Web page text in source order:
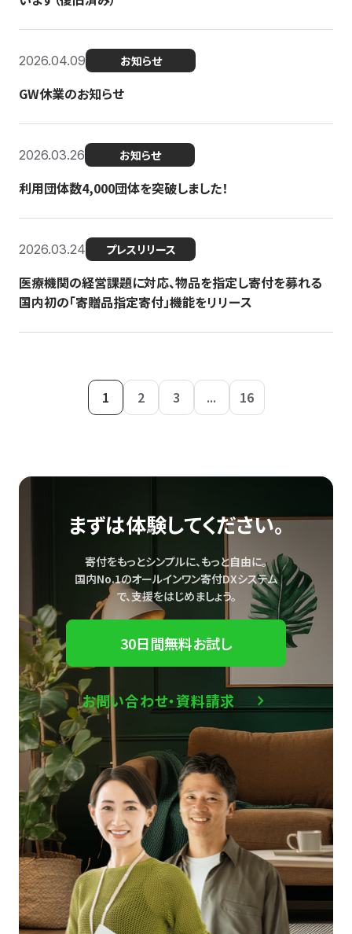
2026.04.09 お知らせ
GW休業のお知らせ
2026.03.26 お知らせ
利用団体数4,000団体を突破しました！
2026.03.24 プレスリリース
医療機関の経営課題に対応、物品を指定し寄付を募れる
国内初の「寄贈品指定寄付」機能をリリース
1 2 3 ... 16
まずは体験してください。
寄付をもっとシンプルに、もっと自由に。
国内No.1のオールインワン寄付DXシステム
で、支援をはじめましょう。
30日間無料お試し
お問い合わせ・資料請求